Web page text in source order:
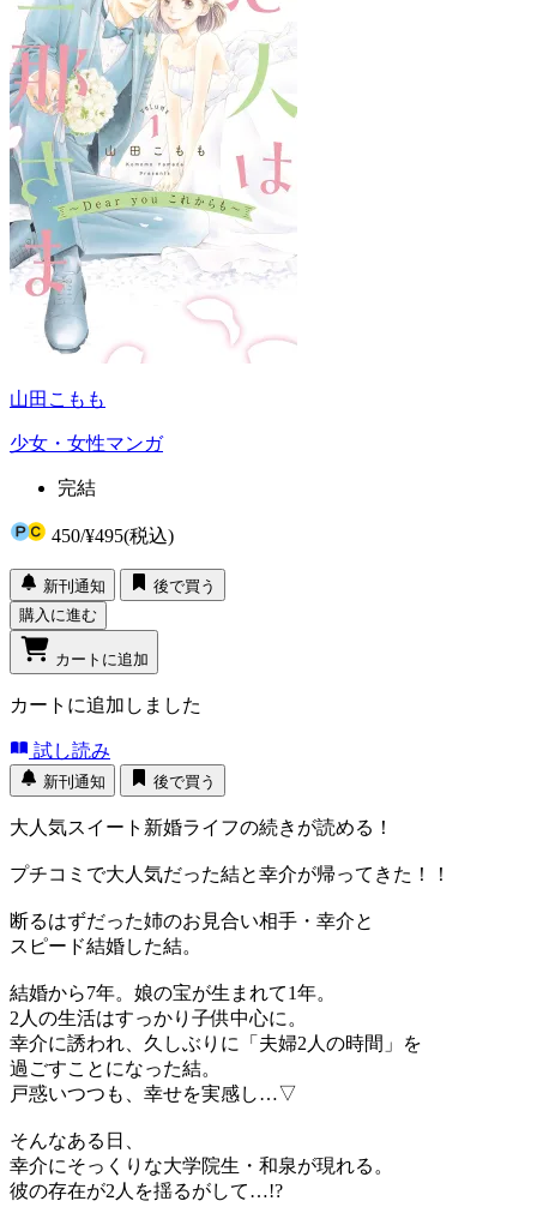
山田こもも
少女・女性マンガ
完結
450/¥495(税込)
新刊通知
後で買う
購入に進む
カートに追加
カートに追加しました
試し読み
新刊通知 後で買う
大人気スイート新婚ライフの続きが読める！
プチコミで大人気だった結と幸介が帰ってきた！！
断るはずだった姉のお見合い相手・幸介と
スピード結婚した結。
結婚から7年。娘の宝が生まれて1年。
2人の生活はすっかり子供中心に。
幸介に誘われ、久しぶりに「夫婦2人の時間」を
過ごすことになった結。
戸惑いつつも、幸せを実感し…▽
そんなある日、
幸介にそっくりな大学院生・和泉が現れる。
彼の存在が2人を揺るがして…!?